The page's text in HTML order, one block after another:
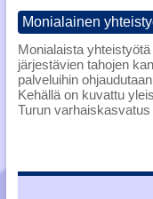
Monialainen
Monialaista
järjestävien tahojen
palveluihin
Kehällä on kuvattu
Turun